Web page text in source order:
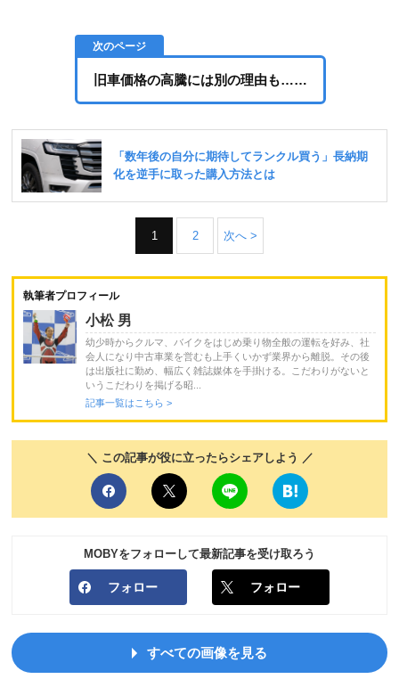
旧車価格の高騰には別の理由も……
1 2 次へ >
執筆者プロフィール
小松 男
幼少時からクルマ、バイクをはじめ乗り物全般の運転を好み、社
会人になり中古車業を営むも上手くいかず業界から離脱。その後
は出版社に勤め、幅広く雑誌媒体を手掛ける。こだわりがないと
いうこだわりを掲げる昭...
記事一覧はこちら >
＼ この記事が役に立ったらシェアしよう ／
MOBYをフォローして最新記事を受け取ろう
フォロー フォロー
すべての画像を見る